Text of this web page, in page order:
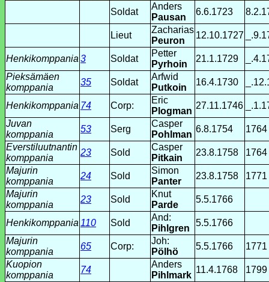
Soldat
Anders
Pausan
6.6.1723
Lieut
Zacharias
Peuron
12.10.1727
Henkikomppania 3 Soldat
Petter
Pyrhoin
21.1.1729
Pieksämäen
komppania
35 Soldat
Arfwid
Putkoin
16.4.1730
Henkikomppania 74 Corp:
Eric
Plogman
27.11.1746
Juvan
komppania
53 Serg
Casper
Pohlman
6.8.1754
1764
Everstiluutnantin
komppania
23 Sold
Casper
Pitkain
23.8.1758
1764
Majurin
komppania
24 Sold
Simon
Panter
23.8.1758
1771
Majurin
komppania
23 Sold
Knut
Parde
5.5.1766
Henkikomppania 110 Sold
And:
Pihlgren
5.5.1766
Majurin
komppania
65 Corp:
Joh:
Pölhö
5.5.1766
1771
Kuopion
komppania
74
Anders
Pihlmark
11.4.1768
1799